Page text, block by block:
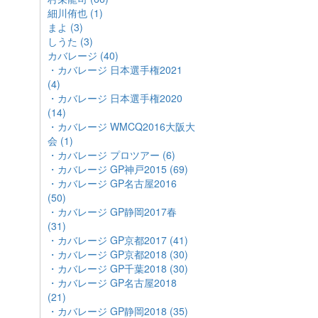
細川侑也 (1)
まよ (3)
しうた (3)
カバレージ (40)
・カバレージ 日本選手権2021
(4)
・カバレージ 日本選手権2020
(14)
・カバレージ WMCQ2016大阪大
会 (1)
・カバレージ プロツアー (6)
・カバレージ GP神戸2015 (69)
・カバレージ GP名古屋2016
(50)
・カバレージ GP静岡2017春
(31)
・カバレージ GP京都2017 (41)
・カバレージ GP京都2018 (30)
・カバレージ GP千葉2018 (30)
・カバレージ GP名古屋2018
(21)
・カバレージ GP静岡2018 (35)